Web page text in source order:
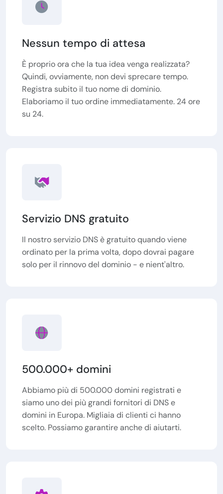
Nessun tempo di attesa
È proprio ora che la tua idea venga realizzata?
Quindi, ovviamente, non devi sprecare tempo.
Registra subito il tuo nome di dominio.
Elaboriamo il tuo ordine immediatamente. 24 ore
su 24.
Servizio DNS gratuito
Il nostro servizio DNS è gratuito quando viene
ordinato per la prima volta, dopo dovrai pagare
solo per il rinnovo del dominio - e nient'altro.
500.000+ domini
Abbiamo più di 500.000 domini registrati e
siamo uno dei più grandi fornitori di DNS e
domini in Europa. Migliaia di clienti ci hanno
scelto. Possiamo garantire anche di aiutarti.